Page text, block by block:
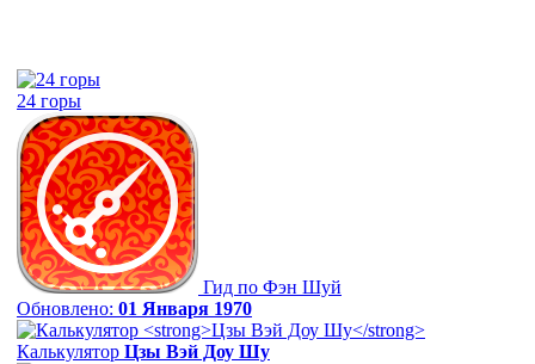
24 горы
Гид по Фэн Шуй
Обновлено: 01 Января 1970
Калькулятор Цзы Вэй Доу Шу